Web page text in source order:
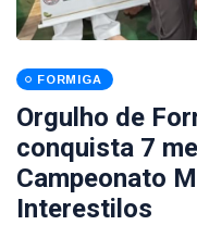
FORMIGA
Orgulho de
conquista 7
Campeonato
Interestilos